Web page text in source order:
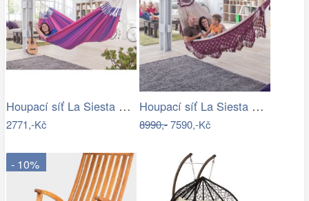
Houpací síť La Siesta ORQUIDEA - IN
2771,-Kč
Houpací síť La Siesta BOSSANOVA family …
8990,-7590,-Kč
- 10%